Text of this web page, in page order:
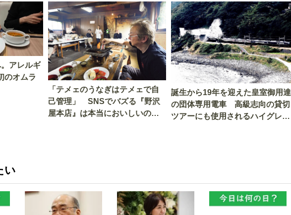
のオムラ
「テメェのうなぎはテメェで自
己管理」 SNSでバズる『野沢
屋本店』は本当においしいの
誕生から19年を迎えた皇室御用達
の団体専用電車 高級志向の貸切
ツアーにも使用されるハイグレー
い